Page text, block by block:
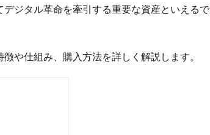
ジタル革命を牽引する重要な資産といえるで
や仕組み、購入方法を詳しく解説します。